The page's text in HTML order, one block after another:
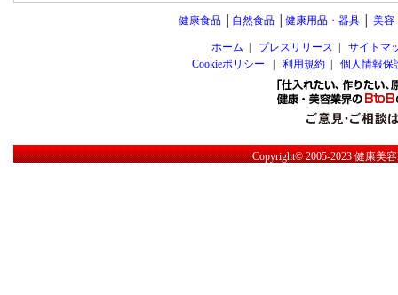
健康食品│ 自然食品│ 健康用品・器具│ 美容
ホーム プレスリリース
サイトマ
Cookieポリシー
利用規約| 個人情報保
Copyright© 2005-2023健康美